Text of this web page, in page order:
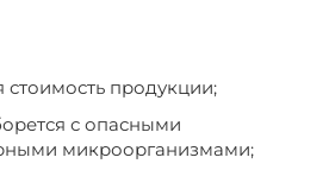
продукции;
с опасными
микроорганизмами;